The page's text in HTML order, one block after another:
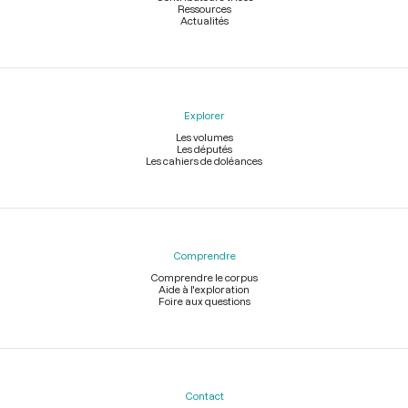
Ressources
Actualités
Explorer
Les volumes
Les députés
Les cahiers de doléances
Comprendre
Comprendre le corpus
Aide à l'exploration
Foire aux questions
Contact